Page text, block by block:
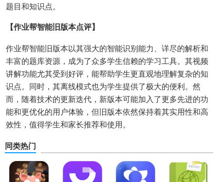
题目和知识点。
【作业帮智能旧版本点评】
作业帮智能旧版本以其强大的智能识别能力、详尽的解析和
丰富的题库资源，成为了众多学生信赖的学习工具。其视频
讲解功能尤其受到好评，能帮助学生更直观地理解复杂的知
识点。同时，其离线模式也为学生提供了极大的便利。然
而，随着技术的更新迭代，新版本可能加入了更多先进的功
能和更优化的用户体验，但旧版本依然保持着其实用性和高
效性，值得学生和家长推荐和使用。
同类热门